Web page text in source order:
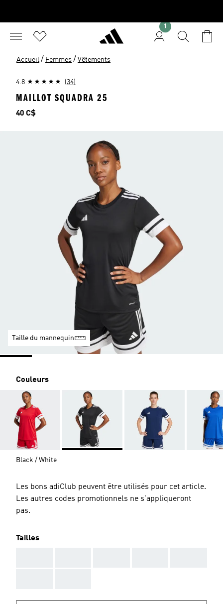
1
Accueil / Femmes / Vêtements
4.8 (34)
MAILLOT SQUADRA 25
Prix
40 C$
Taille du mannequin
Couleurs
Black / White
Les bons adiClub peuvent être utilisés pour cet article.
Les autres codes promotionnels ne s'appliqueront
pas.
Tailles